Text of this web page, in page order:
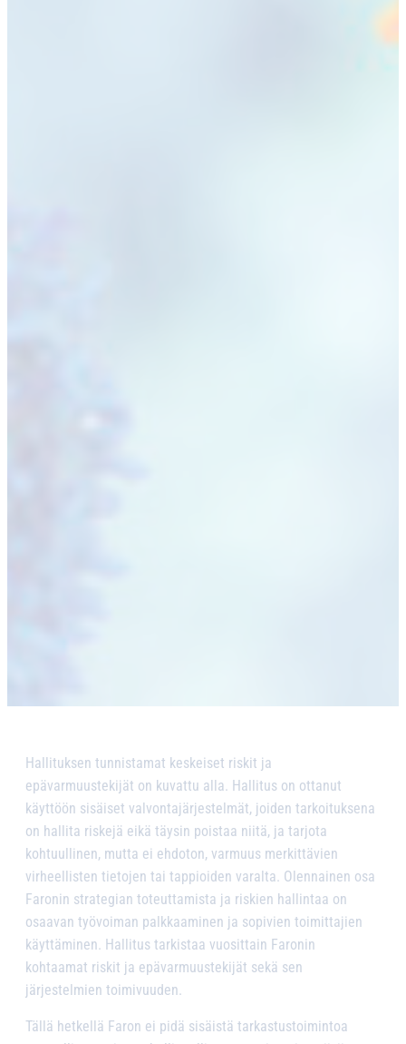
Hallituksen tunnistamat keskeiset riskit ja
epävarmuustekijät on kuvattu alla. Hallitus on ottanut
käyttöön sisäiset valvontajärjestelmät, joiden tarkoituksena
on hallita riskejä eikä täysin poistaa niitä, ja tarjota
kohtuullinen, mutta ei ehdoton, varmuus merkittävien
virheellisten tietojen tai tappioiden varalta. Olennainen osa
Faronin strategian toteuttamista ja riskien hallintaa on
osaavan työvoiman palkkaaminen ja sopivien toimittajien
käyttäminen. Hallitus tarkistaa vuosittain Faronin
kohtaamat riskit ja epävarmuustekijät sekä sen
järjestelmien toimivuuden.
Tällä hetkellä Faron ei pidä sisäistä tarkastustoimintoa